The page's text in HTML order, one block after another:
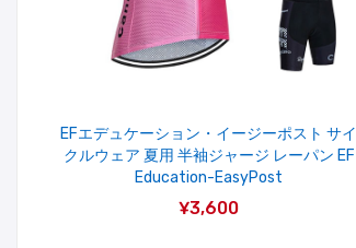
EFエデュケーション・イージーポスト サイ
クルウェア 夏用 半袖ジャージ レーパン EF
Education-EasyPost
¥3,600